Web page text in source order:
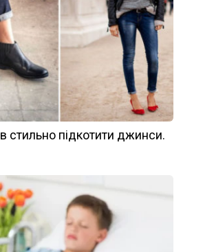
стильно підкотити джинси.